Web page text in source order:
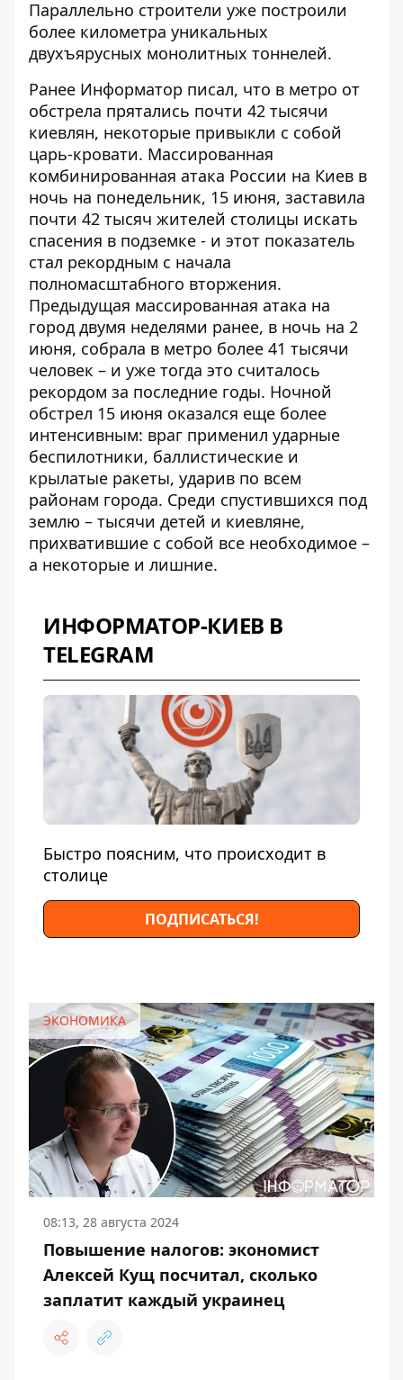
Параллельно строители уже построили
более километра уникальных
двухъярусных монолитных тоннелей.
Ранее Информатор писал, что в метро от
обстрела прятались почти 42 тысячи
киевлян, некоторые привыкли с собой
царь-кровати. Массированная
комбинированная атака России на Киев в
ночь на понедельник, 15 июня, заставила
почти 42 тысяч жителей столицы искать
спасения в подземке - и этот показатель
стал рекордным с начала
полномасштабного вторжения.
Предыдущая массированная атака на
город двумя неделями ранее, в ночь на 2
июня, собрала в метро более 41 тысячи
человек – и уже тогда это считалось
рекордом за последние годы. Ночной
обстрел 15 июня оказался еще более
интенсивным: враг применил ударные
беспилотники, баллистические и
крылатые ракеты, ударив по всем
районам города. Среди спустившихся под
землю – тысячи детей и киевляне,
прихватившие с собой все необходимое –
а некоторые и лишние.
ИНФОРМАТОР-КИЕВ В
TELEGRAM
Быстро поясним, что происходит в
столице
ПОДПИСАТЬСЯ!
ЭКОНОМИКА
08:13, 28 августа 2024
Повышение налогов: экономист
Алексей Кущ посчитал, сколько
заплатит каждый украинец